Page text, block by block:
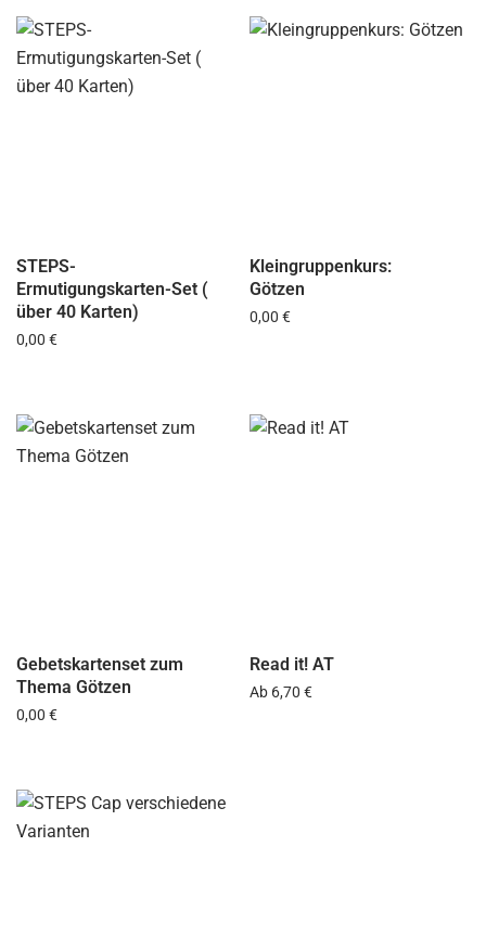
STEPS-
Ermutigungskarten-Set (
über 40 Karten)
Regulärer Preis:
0,00 €
Kleingruppenkurs:
Götzen
Regulärer Preis:
0,00 €
Gebetskartenset zum
Thema Götzen
Regulärer Preis:
0,00 €
Read it! AT
Regulärer Preis:
Ab 6,70 €